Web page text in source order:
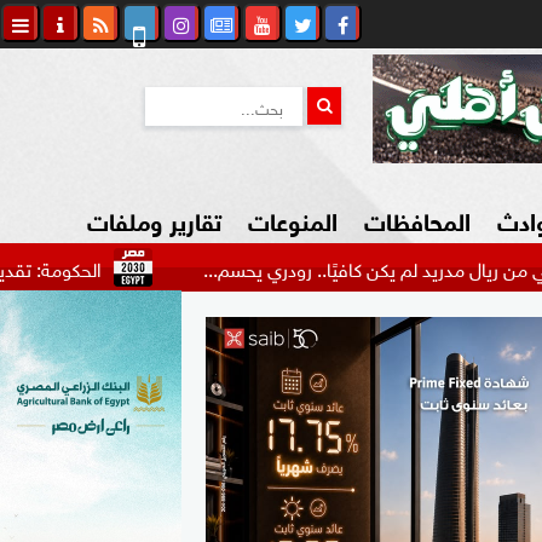
شكاوي المواطن
المحافظات المنوعات
السياحة في مصر
التكنولوجيا
المرأة والأسرة
السيارات
تقارير وملفات
الحكومة: تقديم 8.4 مليون خدمة طبية مجانية لـ 3.4 مليون... لم يكن كافيًا.. رودري يحسم...